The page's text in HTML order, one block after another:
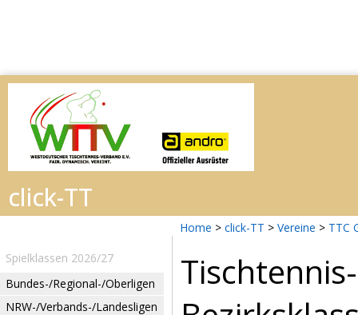
Home > click-TT > Vereine > TTC
Spielklassen 2026/27
Bundes-/Regional-/Oberligen
NRW-/Verbands-/Landesligen